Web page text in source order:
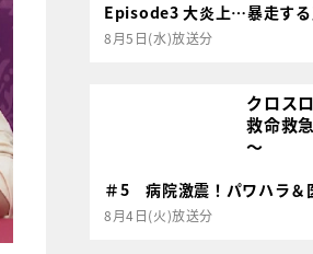
Episode3 大炎上…暴走す
8月5日(水)放送分
クロス
救命救
～
＃5 病院激震！パワハラ＆
8月4日(火)放送分